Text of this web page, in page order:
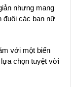
nhưng mang
đuôi các bạn nữ
với một biến
chọn tuyệt vời